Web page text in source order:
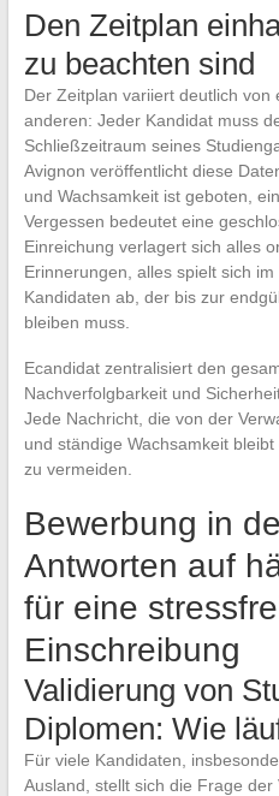
Den Zeitplan
zu beachten sind
Der Zeitplan variiert deutlich von
anderen: Jeder Kandidat muss
Schließzeitraum seines
Avignon veröffentlicht diese
und Wachsamkeit ist geboten,
Vergessen bedeutet eine
Einreichung verlagert sich alles
Erinnerungen, alles spielt sich
Kandidaten ab, der bis zur
bleiben muss.
Ecandidat zentralisiert den
Nachverfolgbarkeit und
Jede Nachricht, die von der
und ständige Wachsamkeit
zu vermeiden.
Bewerbung in
Antworten auf
für eine
Einschreibung
Validierung von
Diplomen: Wie
Für viele Kandidaten,
Ausland, stellt sich die Frage